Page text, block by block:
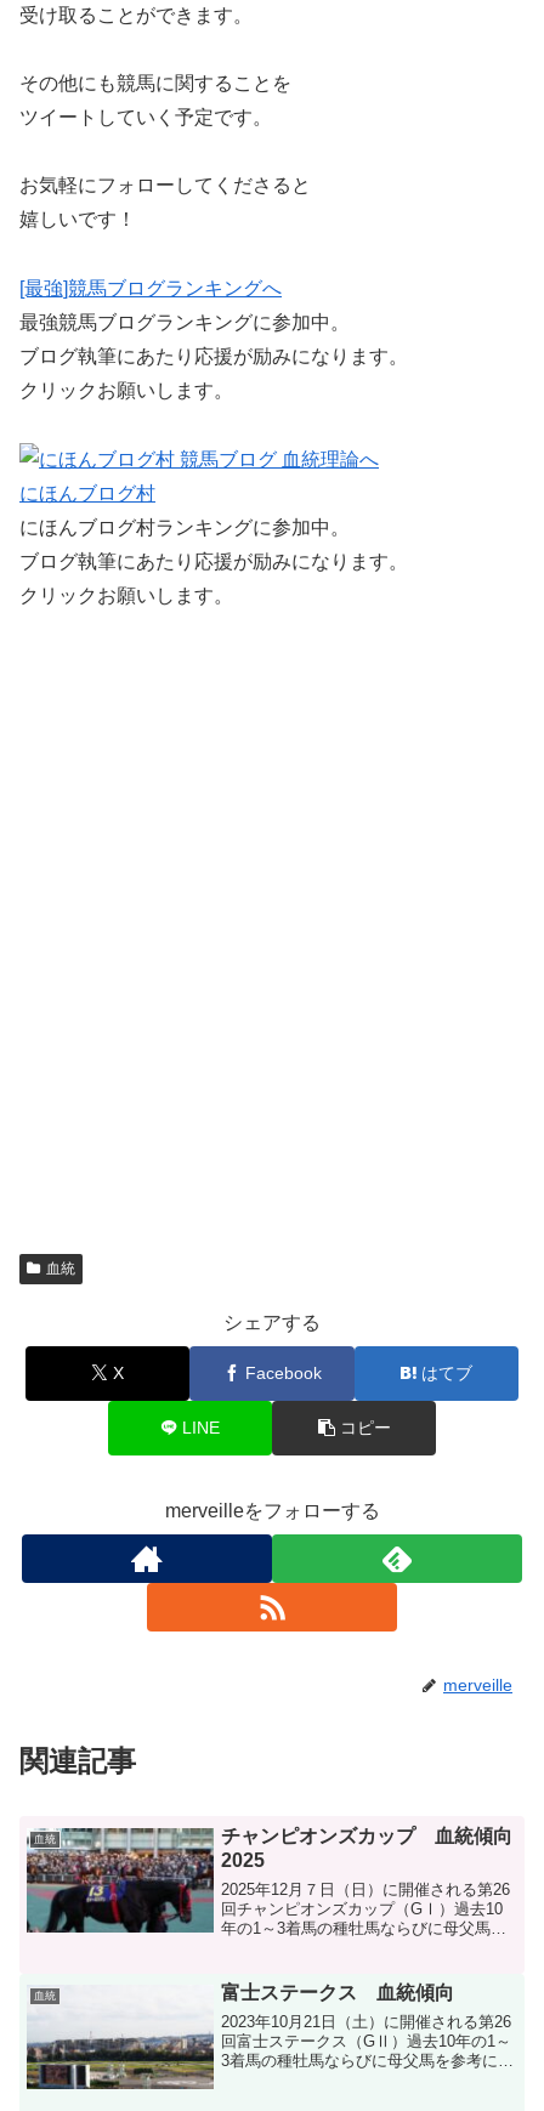
受け取ることができます。
その他にも競馬に関することを
ツイートしていく予定です。
お気軽にフォローしてくださると
嬉しいです！
[最強]競馬ブログランキングへ
最強競馬ブログランキングに参加中。
ブログ執筆にあたり応援が励みになります。
クリックお願いします。
にほんブログ村
にほんブログ村ランキングに参加中。
ブログ執筆にあたり応援が励みになります。
クリックお願いします。
血統
シェアする
X Facebook はてブ
LINE コピー
merveilleをフォローする
merveille
関連記事
血統
チャンピオンズカップ 血統傾向
2025
2025年12月７日（日）に開催される第26
回チャンピオンズカップ（GⅠ）過去10
年の1～3着馬の種牡馬ならびに母父馬を
血統 富士ステークス 血統傾向
2023年10月21日（土）に開催される第26
回富士ステークス（GⅡ）過去10年の1～
3着馬の種牡馬ならびに母父馬を参考に血